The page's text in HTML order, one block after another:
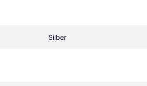
Silber